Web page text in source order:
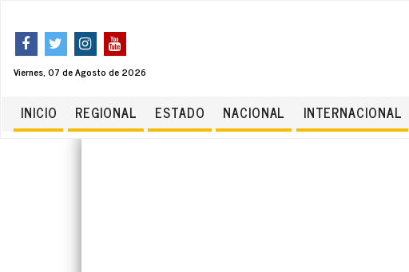
Viernes, 07 de Agosto de 2026
INICIO REGIONAL ESTADO NACIONAL INTERNACIONAL